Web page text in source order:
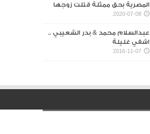
المصرية بحق ممثلة قتلت زوجها
2020-07-08
عبدالسلام محمد & بدر الشعيبي ..
اشفي غليلة
2016-11-07